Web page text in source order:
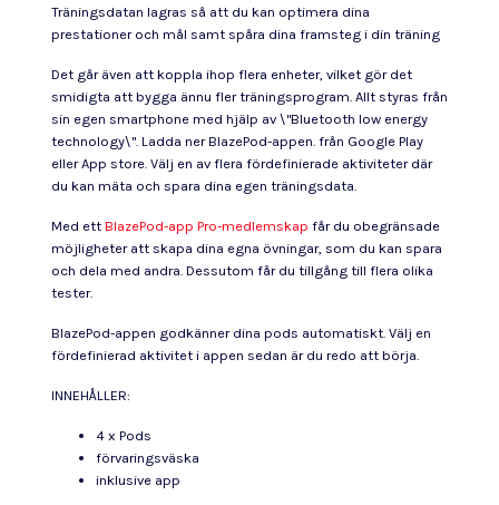
Träningsdatan lagras så att du kan optimera dina
prestationer och mål samt spåra dina framsteg i din träning
Det går även att koppla ihop flera enheter, vilket gör det
smidigta att bygga ännu fler träningsprogram. Allt styras från
sin egen smartphone med hjälp av \"Bluetooth low energy
technology\". Ladda ner BlazePod-appen. från Google Play
eller App store. Välj en av flera fördefinierade aktiviteter där
du kan mäta och spara dina egen träningsdata.
Med ett BlazePod-app Pro-medlemskap får du obegränsade
möjligheter att skapa dina egna övningar, som du kan spara
och dela med andra. Dessutom får du tillgång till flera olika
tester.
BlazePod-appen godkänner dina pods automatiskt. Välj en
fördefinierad aktivitet i appen sedan är du redo att börja.
INNEHÅLLER:
4 x Pods
förvaringsväska
inklusive app